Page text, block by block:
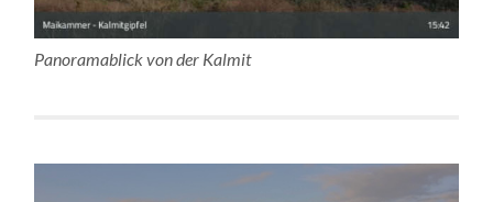
Panoramablick von der Kalmit